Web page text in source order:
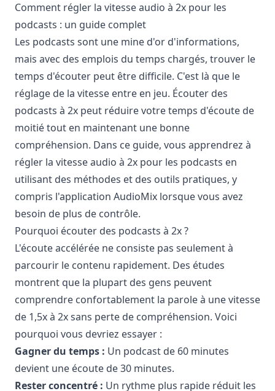
Comment régler la vitesse audio à 2x pour les
podcasts : un guide complet
Les podcasts sont une mine d'or d'informations,
mais avec des emplois du temps chargés, trouver le
temps d'écouter peut être difficile. C'est là que le
réglage de la vitesse entre en jeu. Écouter des
podcasts à 2x peut réduire votre temps d'écoute de
moitié tout en maintenant une bonne
compréhension. Dans ce guide, vous apprendrez à
régler la vitesse audio à 2x pour les podcasts en
utilisant des méthodes et des outils pratiques, y
compris l'application AudioMix lorsque vous avez
besoin de plus de contrôle.
Pourquoi écouter des podcasts à 2x ?
L'écoute accélérée ne consiste pas seulement à
parcourir le contenu rapidement. Des études
montrent que la plupart des gens peuvent
comprendre confortablement la parole à une vitesse
de 1,5x à 2x sans perte de compréhension. Voici
pourquoi vous devriez essayer :
Gagner du temps : Un podcast de 60 minutes
devient une écoute de 30 minutes.
Rester concentré : Un rythme plus rapide réduit les